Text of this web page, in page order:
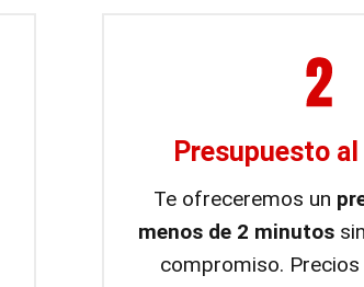
Presupuesto
Te ofreceremos un
menos de 2 minutos
compromiso.